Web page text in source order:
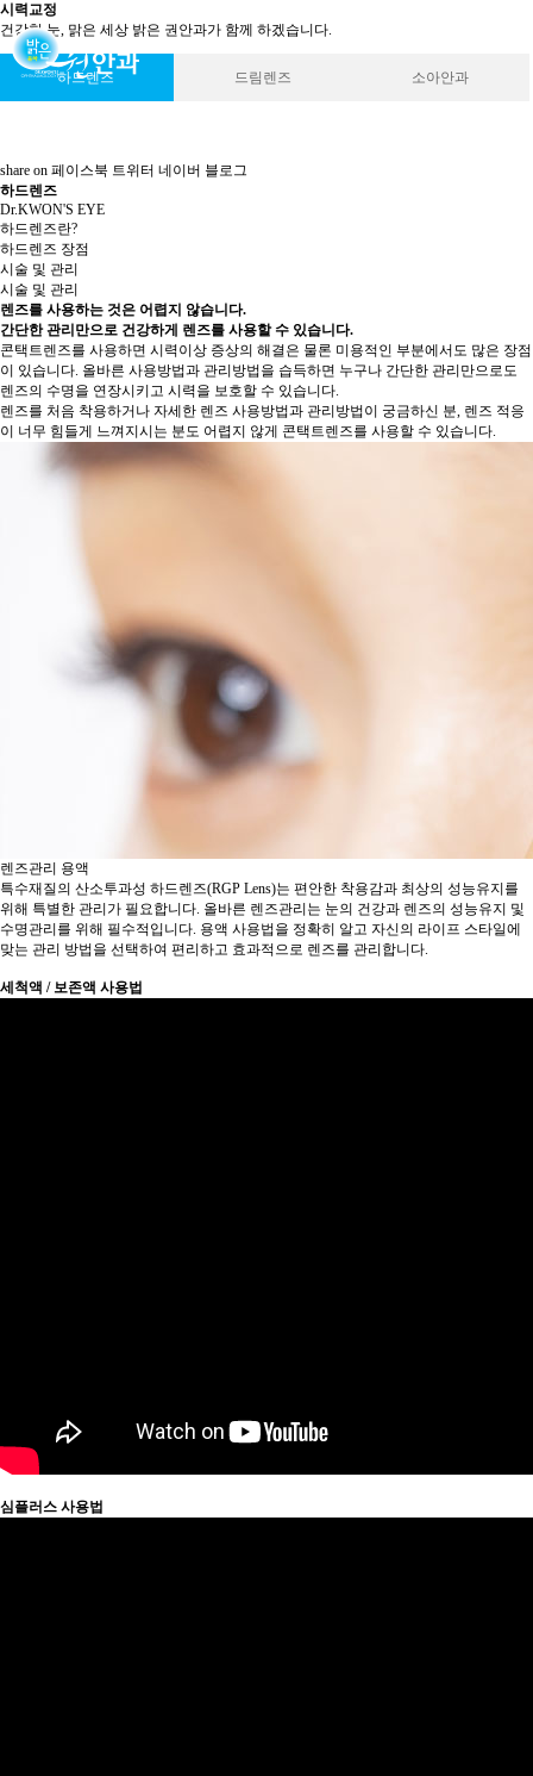
시력교정
건강한 눈, 맑은 세상 밝은 권안과가 함께 하겠습니다.
하드렌즈 드림렌즈 소아안과
share on 페이스북 트위터 네이버 블로그
하드렌즈
Dr.KWON'S EYE
하드렌즈란?
하드렌즈 장점
시술 및 관리
시술 및 관리
렌즈를 사용하는 것은 어렵지 않습니다.
간단한 관리만으로 건강하게 렌즈를 사용할 수 있습니다.
콘택트렌즈를 사용하면 시력이상 증상의 해결은 물론 미용적인 부분에서도 많은 장점
이 있습니다. 올바른 사용방법과 관리방법을 습득하면 누구나 간단한 관리만으로도
렌즈의 수명을 연장시키고 시력을 보호할 수 있습니다.
렌즈를 처음 착용하거나 자세한 렌즈 사용방법과 관리방법이 궁금하신 분, 렌즈 적응
이 너무 힘들게 느껴지시는 분도 어렵지 않게 콘택트렌즈를 사용할 수 있습니다.
렌즈관리 용액
특수재질의 산소투과성 하드렌즈(RGP Lens)는 편안한 착용감과 최상의 성능유지를
위해 특별한 관리가 필요합니다. 올바른 렌즈관리는 눈의 건강과 렌즈의 성능유지 및
수명관리를 위해 필수적입니다. 용액 사용법을 정확히 알고 자신의 라이프 스타일에
맞는 관리 방법을 선택하여 편리하고 효과적으로 렌즈를 관리합니다.
세척액 / 보존액 사용법
심플러스 사용법